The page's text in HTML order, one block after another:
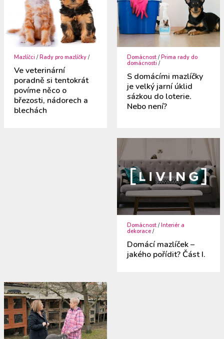
Mazlíčci /Rady pro mazlíčky /
Ve veterinární
poradně si tentokrát
povíme něco o
březosti, nádorech a
blechách
Domácnost /Prima rady do
domácnosti /
S domácími mazlíčky
je velký jarní úklid
sázkou do loterie.
Nebo není?
Domácnost / Interiér a
dekorace /
Domácí mazlíček –
jakého pořídit? Část I.